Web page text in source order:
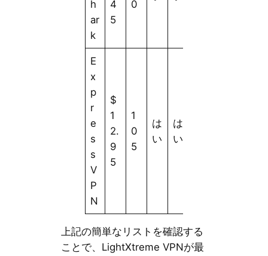
h
ar
k
4
5
0
E
x
p
r
e
s
s
V
P
N
$
1
2.
9
5
1
0
5
は
い
は
い
上記の簡単なリストを確認する
ことで、LightXtreme VPNが最